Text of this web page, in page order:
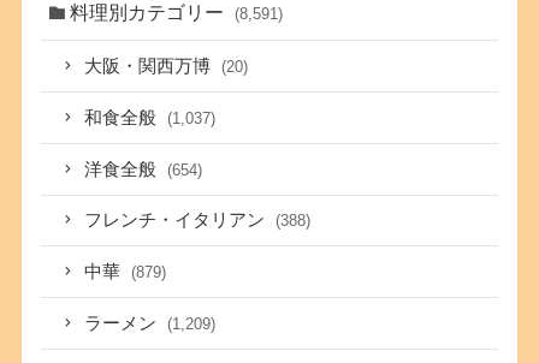
料理別カテゴリー (8,591)
大阪・関西万博 (20)
和食全般 (1,037)
洋食全般 (654)
フレンチ・イタリアン (388)
中華 (879)
ラーメン (1,209)